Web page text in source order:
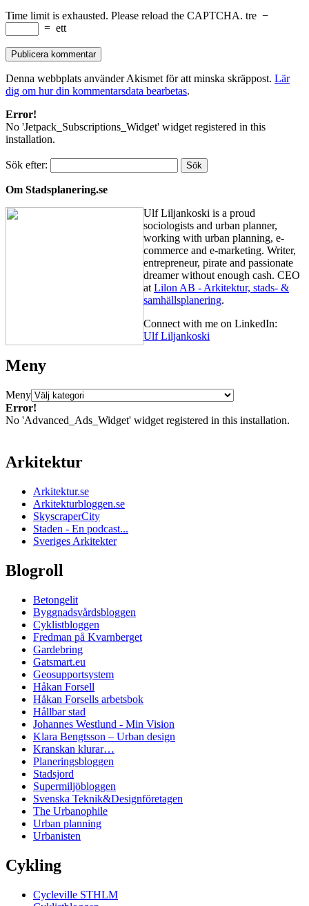
Time limit is exhausted. Please reload the CAPTCHA. tre −
= ett
Denna webbplats använder Akismet för att minska skräppost. Lär
dig om hur din kommentarsdata bearbetas.
Error!
No 'Jetpack_Subscriptions_Widget' widget registered in this
installation.
Sök efter:
Om Stadsplanering.se
Ulf Liljankoski is a proud
sociologists and urban planner,
working with urban planning, e-
commerce and e-marketing. Writer,
entrepreneur, pirate and passionate
dreamer without enough cash. CEO
at Lilon AB - Arkitektur, stads- &
samhällsplanering.
Connect with me on LinkedIn:
Ulf Liljankoski
Meny
Meny
Error!
No 'Advanced_Ads_Widget' widget registered in this installation.
Arkitektur
Arkitektur.se
Arkitekturbloggen.se
SkyscraperCity
Staden - En podcast...
Sveriges Arkitekter
Blogroll
Betongelit
Byggnadsvårdsbloggen
Cyklistbloggen
Fredman på Kvarnberget
Gardebring
Gatsmart.eu
Geosupportsystem
Håkan Forsell
Håkan Forsells arbetsbok
Hållbar stad
Johannes Westlund - Min Vision
Klara Bengtsson – Urban design
Kranskan klurar…
Planeringsbloggen
Stadsjord
Supermiljöbloggen
Svenska Teknik&Designföretagen
The Urbanophile
Urban planning
Urbanisten
Cykling
Cycleville STHLM